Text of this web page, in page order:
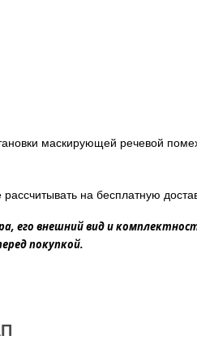
маскирующей речевой
на бесплатную
внешний вид и
покупкой.